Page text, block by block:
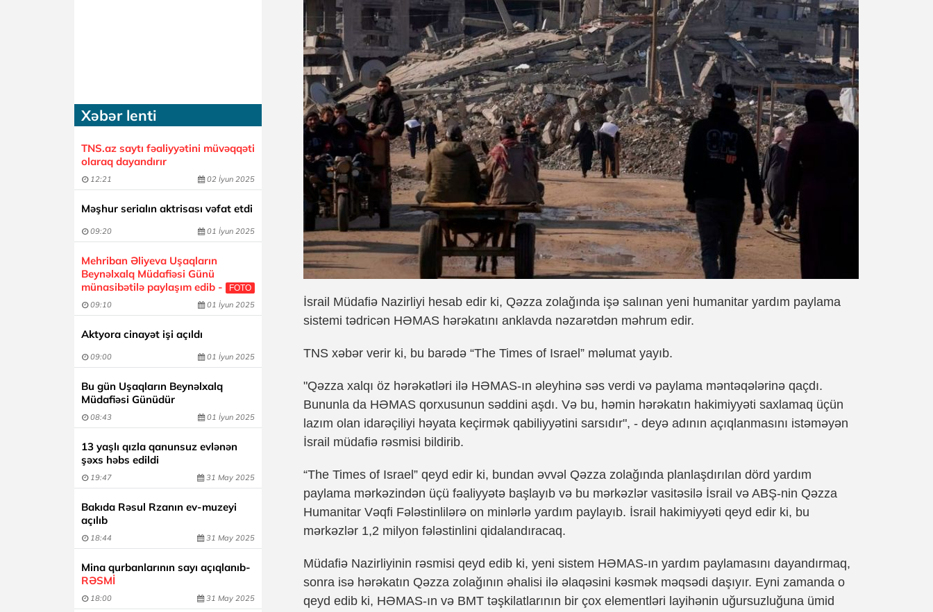
Xəbər lenti
TNS.az saytı fəaliyyətini müvəqqəti
olaraq dayandırır
12:21 02 İyun 2025
Məşhur serialın aktrisası vəfat etdi
09:20 01 İyun 2025
Mehriban Əliyeva Uşaqların
Beynəlxalq Müdafiəsi Günü
münasibətilə paylaşım edib -
FOTO
09:10
01 İyun 2025
Aktyora cinayət işi açıldı
09:00 01 İyun 2025
Bu gün Uşaqların Beynəlxalq
Müdafiəsi Günüdür
08:43 01 İyun 2025
13 yaşlı qızla qanunsuz evlənən
şəxs həbs edildi
19:47 31 May 2025
Bakıda Rəsul Rzanın ev-muzeyi
açılıb
18:44 31 May 2025
Mina qurbanlarının sayı açıqlanıb-
RƏSMİ
18:00 31 May 2025
İsrail Müdafiə Nazirliyi hesab edir ki, Qəzza zolağında işə salınan yeni humanitar yardım paylama
sistemi tədricən HƏMAS hərəkatını anklavda nəzarətdən məhrum edir.
TNS xəbər verir ki, bu barədə “The Times of Israel” məlumat yayıb.
"Qəzza xalqı öz hərəkətləri ilə HƏMAS-ın əleyhinə səs verdi və paylama məntəqələrinə qaçdı.
Bununla da HƏMAS qorxusunun səddini aşdı. Və bu, həmin hərəkatın hakimiyyəti saxlamaq üçün
lazım olan idarəçiliyi həyata keçirmək qabiliyyətini sarsıdır", - deyə adının açıqlanmasını istəməyən
İsrail müdafiə rəsmisi bildirib.
“The Times of Israel” qeyd edir ki, bundan əvvəl Qəzza zolağında planlaşdırılan dörd yardım
paylama mərkəzindən üçü fəaliyyətə başlayıb və bu mərkəzlər vasitəsilə İsrail və ABŞ-nin Qəzza
Humanitar Vəqfi Fələstinlilərə on minlərlə yardım paylayıb. İsrail hakimiyyəti qeyd edir ki, bu
mərkəzlər 1,2 milyon fələstinlini qidalandıracaq.
Müdafiə Nazirliyinin rəsmisi qeyd edib ki, yeni sistem HƏMAS-ın yardım paylamasını dayandırmaq,
sonra isə hərəkatın Qəzza zolağının əhalisi ilə əlaqəsini kəsmək məqsədi daşıyır. Eyni zamanda o
qeyd edib ki, HƏMAS-ın və BMT təşkilatlarının bir çox elementləri layihənin uğursuzluğuna ümid